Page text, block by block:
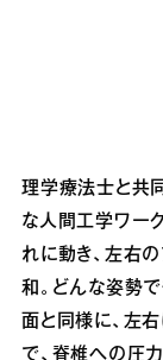
理学療法士と共
な人間工学ワー
れに動き、左右
和。どんな姿勢
面と同様に、左
で、脊椎への圧